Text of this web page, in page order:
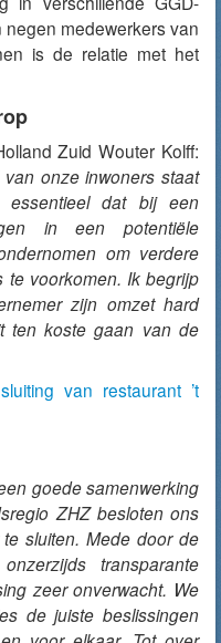
negen medewerkers van
is de relatie met het
Zuid Wouter Kolff:
onze inwoners staat
dat bij een
in een potentiële
om verdere
te voorkomen. Ik begrijp
zijn omzet hard
ten koste gaan van de
van restaurant ’t
goede samenwerking
ZHZ besloten ons
sluiten. Mede door de
transparante
zeer onverwacht. We
de juiste beslissingen